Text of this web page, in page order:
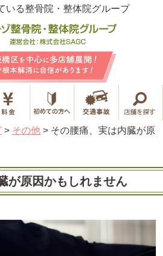
いる整骨院・整体院グループ
> その他 > その腰痛、実は内臓が原
が原因かもしれません